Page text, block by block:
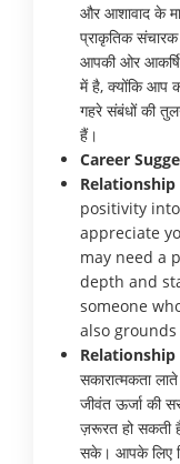
और आशावाद के
प्राकृतिक
आपकी ओर
में है, क्योंकि आप
गहरे संबंधों की
हैं।
Career
positivity
appreciate
may need a
depth and
someone
also
सकारात्मकता
जीवंत ऊर्जा की
ज़रूरत हो सकती
सके। आपके लिए